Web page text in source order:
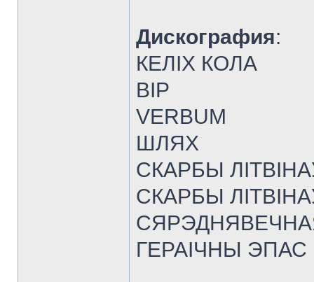
Дискография:
КЕЛІХ КОЛА
BIP
VERBUM
ШЛЯХ
СКАРБЫ
СКАРБЫ
ГЕРАІЧНЫ ЭПАС